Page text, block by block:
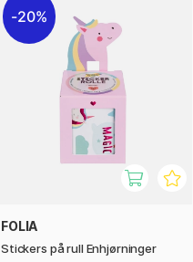
20%
FOLIA
Stickers på rull Enhjørninger